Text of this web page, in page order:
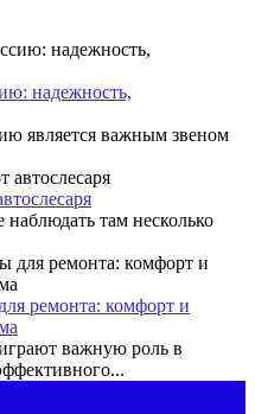
надежность,
является важным звеном
там несколько
ремонта: комфорт и
важную роль в